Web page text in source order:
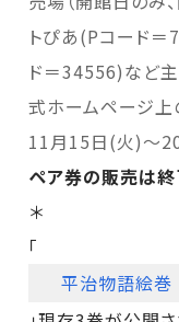
トぴあ(Pコード＝
ド＝34556)など
式ホームページ上
11月15日(火)～
ペア券の販売は終
＊
「
平治物語絵巻